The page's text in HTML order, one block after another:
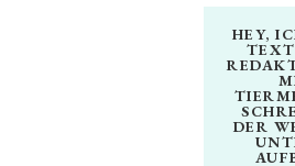
etwas?
HEY,
DER